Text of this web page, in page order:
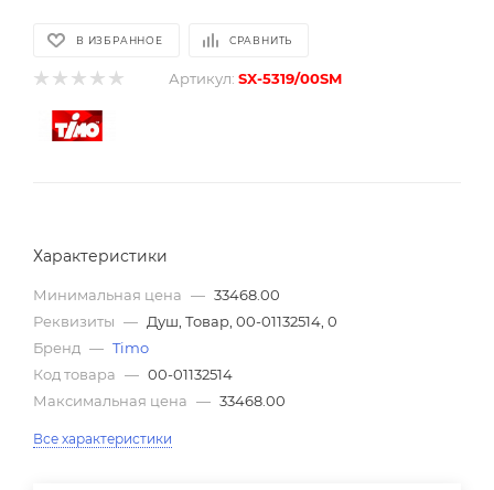
В ИЗБРАННОЕ СРАВНИТЬ
Артикул: SX-5319/00SM
Характеристики
Минимальная цена — 33468.00
Реквизиты — Душ, Товар, 00-01132514, 0
Бренд — Timo
Код товара — 00-01132514
Максимальная цена — 33468.00
Все характеристики